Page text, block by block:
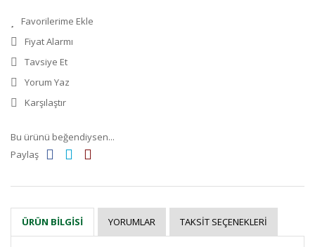
Fiyat Alarmı
Tavsiye Et
Yorum Yaz
Karşılaştır
Bu ürünü beğendiysen...
Paylaş
ÜRÜN BILGISI YORUMLAR TAKSIT SEÇENEKLERI